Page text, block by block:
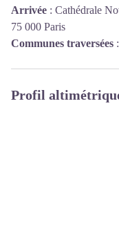
Arrivée : Cathédrale
75 000 Paris
Communes traversées :
Profil